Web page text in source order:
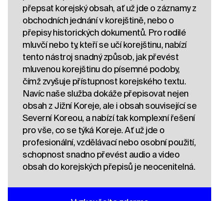
přepsat korejský obsah, ať už jde o záznamy z
obchodních jednání v korejštině, nebo o
přepisy historických dokumentů. Pro rodilé
mluvčí nebo ty, kteří se učí korejštinu, nabízí
tento nástroj snadný způsob, jak převést
mluvenou korejštinu do písemné podoby,
čímž zvyšuje přístupnost korejského textu.
Navíc naše služba dokáže přepisovat nejen
obsah z Jižní Koreje, ale i obsah související se
Severní Koreou, a nabízí tak komplexní řešení
pro vše, co se týká Koreje. Ať už jde o
profesionální, vzdělávací nebo osobní použití,
schopnost snadno převést audio a video
obsah do korejských přepisů je neocenitelná.